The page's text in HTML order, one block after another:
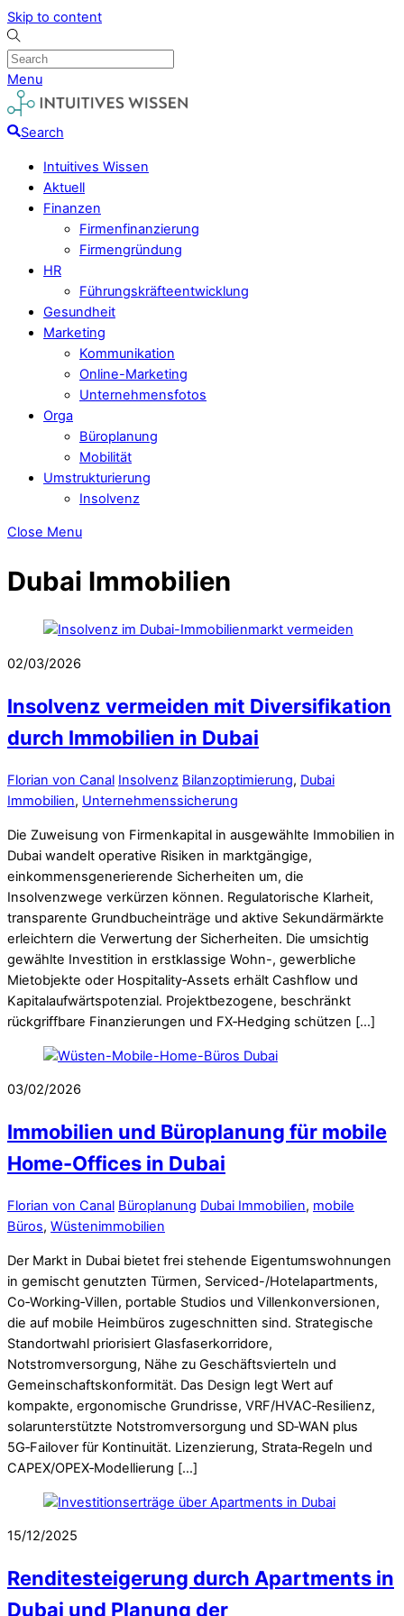
Skip to content
Menu
Search
Intuitives Wissen
Aktuell
Finanzen
Firmenfinanzierung
Firmengründung
HR
Führungskräfteentwicklung
Gesundheit
Marketing
Kommunikation
Online-Marketing
Unternehmensfotos
Orga
Büroplanung
Mobilität
Umstrukturierung
Insolvenz
Close Menu
Dubai Immobilien
02/03/2026
Insolvenz vermeiden mit Diversifikation
durch Immobilien in Dubai
Florian von Canal Insolvenz Bilanzoptimierung, Dubai
Immobilien, Unternehmenssicherung
Die Zuweisung von Firmenkapital in ausgewählte Immobilien in
Dubai wandelt operative Risiken in marktgängige,
einkommensgenerierende Sicherheiten um, die
Insolvenzwege verkürzen können. Regulatorische Klarheit,
transparente Grundbucheinträge und aktive Sekundärmärkte
erleichtern die Verwertung der Sicherheiten. Die umsichtig
gewählte Investition in erstklassige Wohn-, gewerbliche
Mietobjekte oder Hospitality‑Assets erhält Cashflow und
Kapitalaufwärtspotenzial. Projektbezogene, beschränkt
rückgriffbare Finanzierungen und FX‑Hedging schützen […]
03/02/2026
Immobilien und Büroplanung für mobile
Home-Offices in Dubai
Florian von Canal Büroplanung Dubai Immobilien, mobile
Büros, Wüstenimmobilien
Der Markt in Dubai bietet frei stehende Eigentumswohnungen
in gemischt genutzten Türmen, Serviced-/Hotelapartments,
Co‑Working‑Villen, portable Studios und Villenkonversionen,
die auf mobile Heimbüros zugeschnitten sind. Strategische
Standortwahl priorisiert Glasfaserkorridore,
Notstromversorgung, Nähe zu Geschäftsvierteln und
Gemeinschaftskonformität. Das Design legt Wert auf
kompakte, ergonomische Grundrisse, VRF/HVAC‑Resilienz,
solarunterstützte Notstromversorgung und SD‑WAN plus
5G‑Failover für Kontinuität. Lizenzierung, Strata‑Regeln und
CAPEX/OPEX‑Modellierung […]
15/12/2025
Renditesteigerung durch Apartments in
Dubai und Planung der